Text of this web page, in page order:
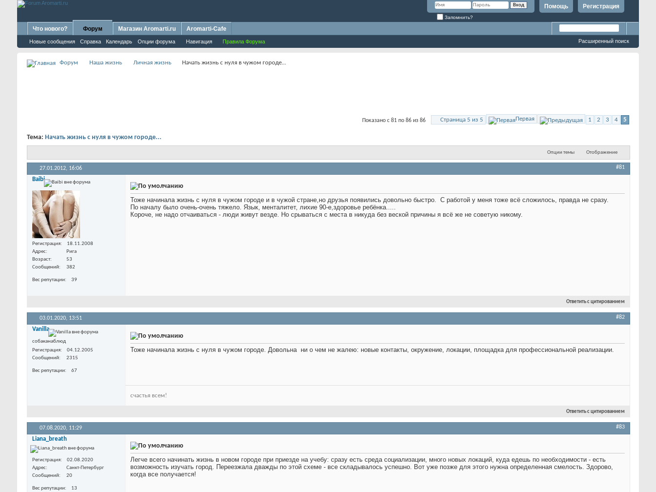
Регистрация
Помощь
Запомнить?
Что нового? Форум
Новые сообщения Справка Календарь Опции форума Навигация Правила Форума
Магазин Aromarti.ru Aromarti-Cafe
Расширенный поиск
Форум Наша жизнь Личная жизнь Начать жизнь с нуля в чужом городе...
Страница 5 из 5 Первая 1 2 3 4 5
Показано с 81 по 86 из 86
Тема: Начать жизнь с нуля в чужом городе...
Опции темы Отображение
27.01.2012, 16:06 #81
Baibi
Регистрация
18.11.2008
Адрес
Рига
Возраст
53
Сообщений
382
Вес репутации 39
Тоже начинала жизнь с нуля в чужом городе и в чужой стране,но друзья появились довольно быстро. С работой у меня тоже всё сложилось, правда не сразу.
По началу было очень-очень тяжело. Язык, менталитет, лихие 90-е,здоровье ребёнка.....
Короче, не надо отчаиваться - люди живут везде. Но срываться с места в никуда без веской причины я всё же не советую никому.
Ответить с цитированием
03.01.2020, 13:51 #82
Vanilla
собаканаблюд
Регистрация
04.12.2005
Сообщений
2315
Вес репутации 67
Тоже начинала жизнь с нуля в чужом городе. Довольна ни о чем не жалею: новые контакты, окружение, локации, площадка для профессиональной реализации.
счастья всем!
Ответить с цитированием
07.08.2020, 11:29 #83
Liana_breath
Регистрация
02.08.2020
Адрес
Санкт-Петербург
Сообщений
20
Вес репутации 13
Легче всего начинать жизнь в новом городе при приезде на учебу: сразу есть среда социализации, много новых локаций, куда едешь по необходимости - есть
возможность изучать город. Переезжала дважды по этой схеме - все складывалось успешно. Вот уже позже для этого нужна определенная смелость. Здорово,
когда все получается!